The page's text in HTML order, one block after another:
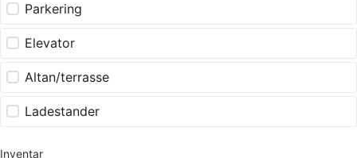
Parkering
Elevator
Altan/terrasse
Ladestander
Inventar